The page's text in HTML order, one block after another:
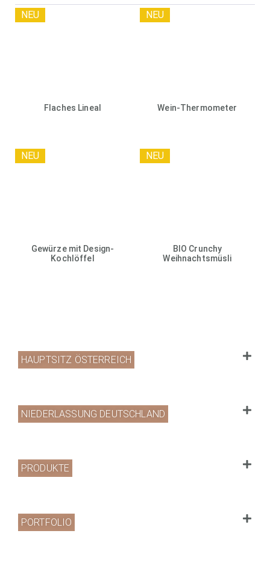
Flaches Lineal
NEU
Wein-Thermometer
NEU
Gewürze mit Design-
Kochlöffel
NEU
BIO Crunchy
Weihnachtsmüsli
NEU
HAUPTSITZ ÖSTERREICH
NIEDERLASSUNG DEUTSCHLAND
PRODUKTE
PORTFOLIO